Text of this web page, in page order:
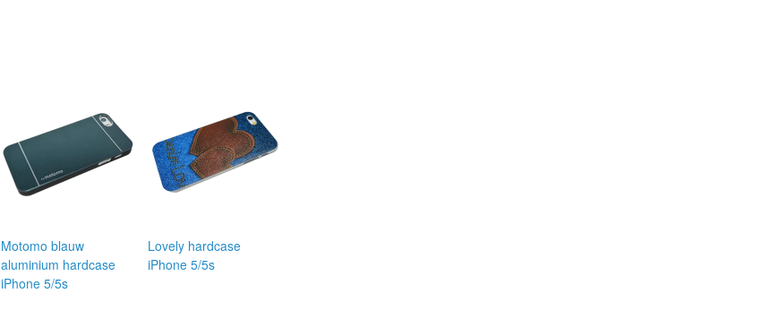
Motomo blauw
aluminium hardcase
iPhone 5/5s
Lovely hardcase
iPhone 5/5s